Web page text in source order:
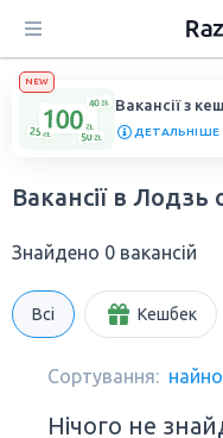
NEW
Вакансії з
ДЕТАЛЬНІШЕ
Вакансії в
Знайдено 0 вакансій
Всі Кешбек
Сортування:
Нічого не